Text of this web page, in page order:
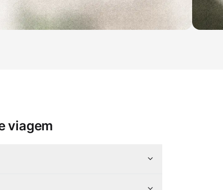
viagem